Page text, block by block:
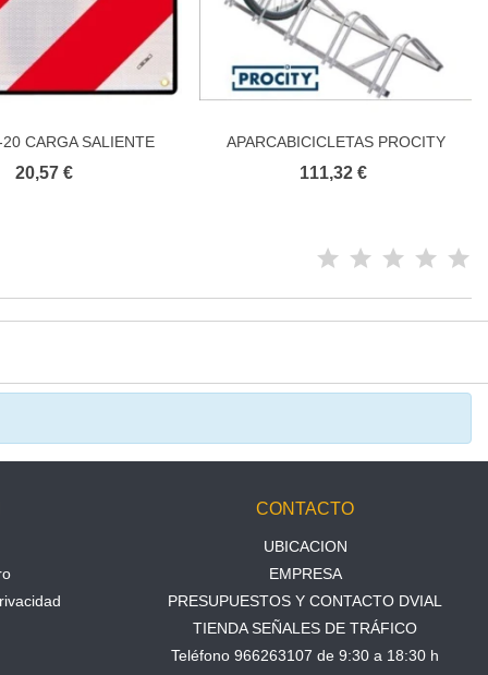
Añadir al carrito
20 CARGA SALIENTE
HOMOLOGADA
20,57 €
Añadir al carrito
APARCABICICLETAS PROCITY
INFINITE ECONÓMICO
111,32 €
CONTACTO
UBICACION
EMPRESA
PRESUPUESTOS Y CONTACTO DVIAL
TIENDA SEÑALES DE TRÁFICO
Teléfono 966263107 de 9:30 a 18:30 h